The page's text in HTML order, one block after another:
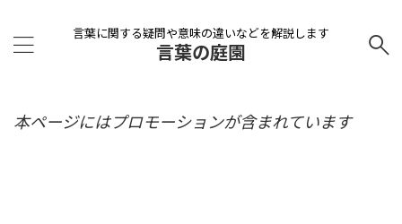
言葉に関する疑問や意味の違いなどを解説します
言葉の庭園
本ページにはプロモーションが含まれています